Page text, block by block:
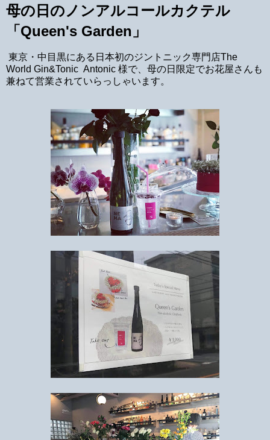
母の日のノンアルコールカクテル
「Queen's Garden」
東京・中目黒にある日本初のジントニック専門店The
World Gin&Tonic Antonic 様で、母の日限定でお花屋さんも
兼ねて営業されていらっしゃいます。